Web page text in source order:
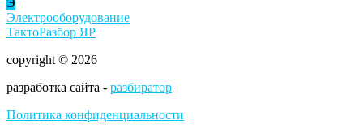
Электрооборудование
ТактоРазбор ЯР
copyright © 2026
разработка сайта - разбиратор
Политика конфиденциальности